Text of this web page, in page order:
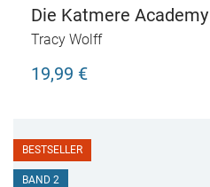
Die Katmere
Tracy Wolff
19,99 €
BESTSELLER
BAND 2